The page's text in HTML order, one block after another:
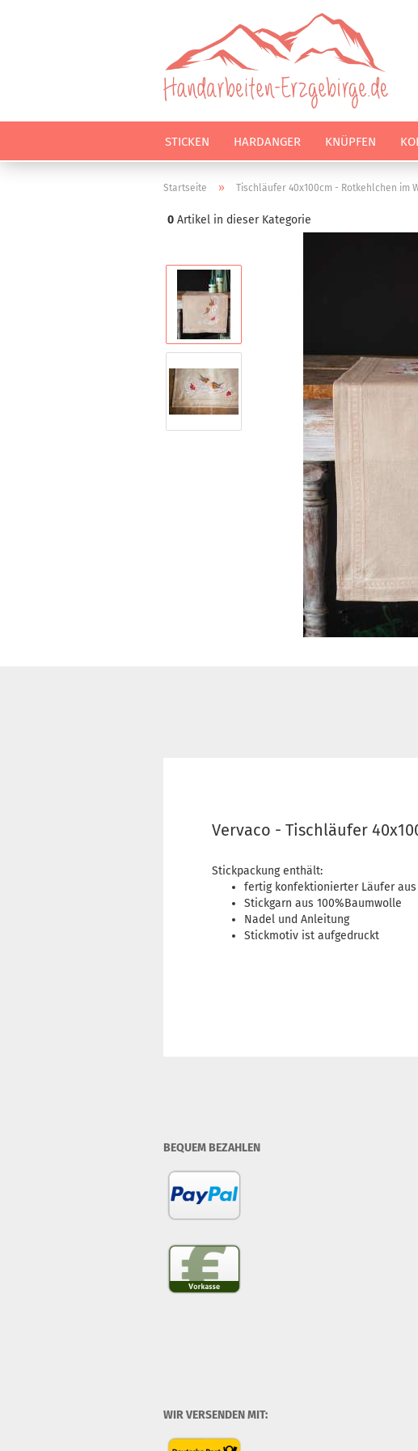
STICKEN HARDANGER KNÜPFEN
Startseite » Tischläufer 40x100cm - Rotkehlchen im
0 Artikel in dieser Kategorie
Vervaco - Tischläufer
Stickpackung enthält:
fertig konfektionierter Läufer aus
Stickgarn aus 100%Baumwolle
Nadel und Anleitung
Stickmotiv ist aufgedruckt
BEQUEM BEZAHLEN
WIR VERSENDEN MIT: